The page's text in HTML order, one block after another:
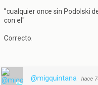
"cualquier once sin Podolski
con el"
Correcto.
@migquintana · hace